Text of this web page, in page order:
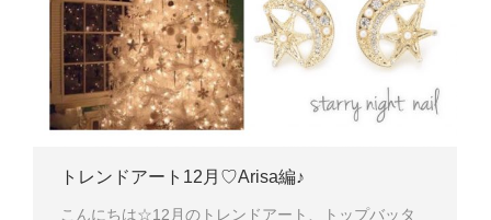
トレンドアート12月♡Arisa編♪
こんにちは☆12月のトレンドアート、トップバッタ